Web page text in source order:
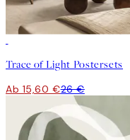
Trace of Light Postersets
Ab 15,60 €26 €